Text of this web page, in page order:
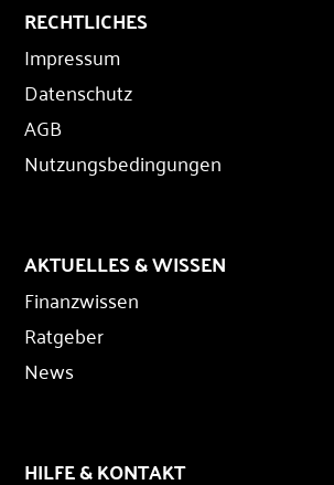
RECHTLICHES
Impressum
Datenschutz
AGB
Nutzungsbedingungen
AKTUELLES & WISSEN
Finanzwissen
Ratgeber
News
HILFE & KONTAKT